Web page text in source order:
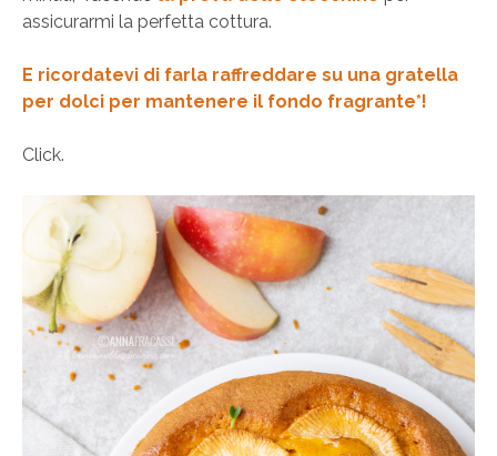
assicurarmi la perfetta cottura.
E ricordatevi di farla raffreddare su una gratella
per dolci per mantenere il fondo fragrante*!
Click.